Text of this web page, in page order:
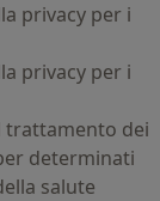
privacy per i
privacy per i
dei
determinati
salute